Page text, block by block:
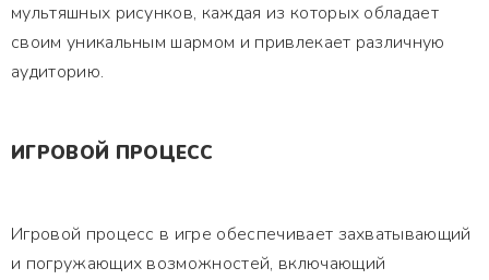
мультяшных рисунков, каждая из которых обладает
своим уникальным шармом и привлекает различную
аудиторию.
ИГРОВОЙ ПРОЦЕСС
Игровой процесс в игре обеспечивает захватывающий
и погружающих возможностей, включающий